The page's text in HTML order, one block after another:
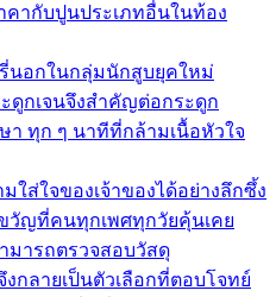
คากับปูนประเภทอื่นในท้อง
นอกในกลุ่มนักสูบยุคใหม่
ดูกเจนจึงสำคัญต่อกระดูก
า ทุก ๆ นาทีที่กล้ามเนื้อหัวใจ
ใส่ใจของเจ้าของได้อย่างลึกซึ้ง
วัญที่คนทุกเพศทุกวัยคุ้นเคย
ามารถตรวจสอบวัสดุ
กลายเป็นตัวเลือกที่ตอบโจทย์